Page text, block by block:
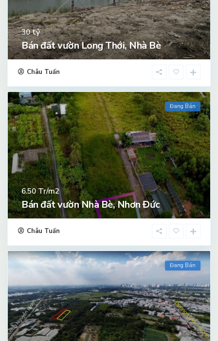
30tỷ
Bán đất vườn Long Thới, Nhà Bè
Châu Tuấn
Đang Bán
6.50Tr/m2
Bán đất vườn Nhà Bè, Nhơn Đức
Châu Tuấn
Đang Bán